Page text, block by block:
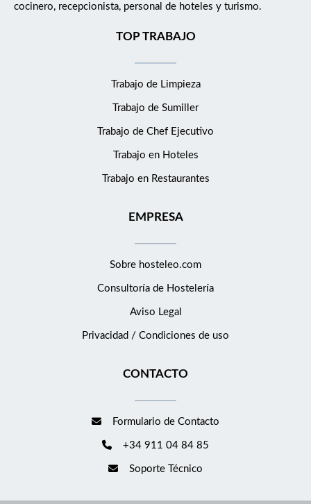
cocinero, recepcionista, personal de hoteles y turismo.
TOP TRABAJO
Trabajo de Limpieza
Trabajo de Sumiller
Trabajo de Chef Ejecutivo
Trabajo en Hoteles
Trabajo en Restaurantes
EMPRESA
Sobre hosteleo.com
Consultoría de Hostelería
Aviso Legal
Privacidad / Condiciones de uso
CONTACTO
Formulario de Contacto
+34 911 04 84 85
Soporte Técnico